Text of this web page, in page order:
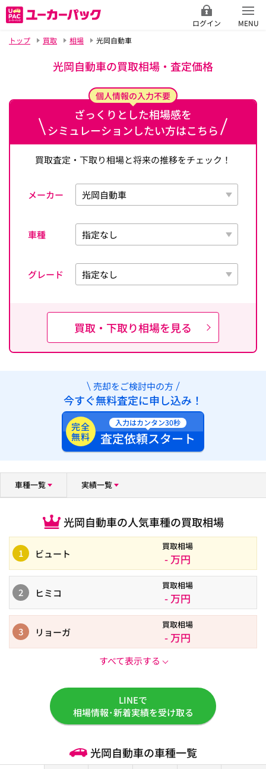
ログイン
MENU
トップ
買取 相場 光岡自動車
光岡自動車の買取相場・査定価格
ざっくりとした相場感を
シミュレーションしたい方はこちら
個人情報の入力不要
買取査定・下取り相場と将来の推移をチェック！
メーカー
車種
グレード
買取・下取り相場を見る
売却をご検討中の方
今すぐ無料査定に申し込み！
完全
無料
入力はカンタン30秒
査定依頼スタート
車種一覧 実績一覧
光岡自動車の人気車種の買取相場
1 ビュート
買取相場
- 万円
2 ヒミコ
買取相場
- 万円
3 リョーガ
買取相場
- 万円
すべて表示する
LINEで
相場情報･新着実績を受け取る
光岡自動車の車種一覧